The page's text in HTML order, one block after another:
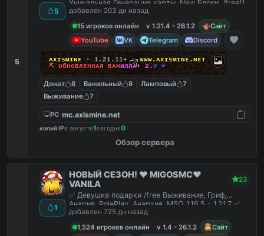
5
5
Уникальная Генерация карты, New Блоки, /free]]
добавлен 203 дн назад
15 игроков онлайн
v 1.21.4 - 26.1.2
Сайт
YouTube
VK Telegram Discord
ᴀxɪsᴍɪɴᴇ ▫ 1.21.11+ ▫ ᴡᴡᴡ. ᴀxɪsᴍɪɴᴇ.ɴᴇᴛ
⛏ ᴏбʜᴏʙлᴇʜʜᴀя ʙᴀʜиллᴀ+ 2 .0 ❤
Донат 8 Ванильный 8 Ламповый
7
Выживание
7
PC mc.axismine.net
копий IPв августе1сегодня0
Обзор сервера
1
НОВЫЙ СЕЗОН! ❤️ MIGOSMC❤️
VANILA
23
✅ Девушка подарки /free Выживание, Гриф,
Анария, RolePlay, Анархия, MSO 1.16.5 - 1.21.7 ✅
добавлен 725 дн назад
1,524 игроков онлайн
v 1.4 - 26.1.2
Сайт